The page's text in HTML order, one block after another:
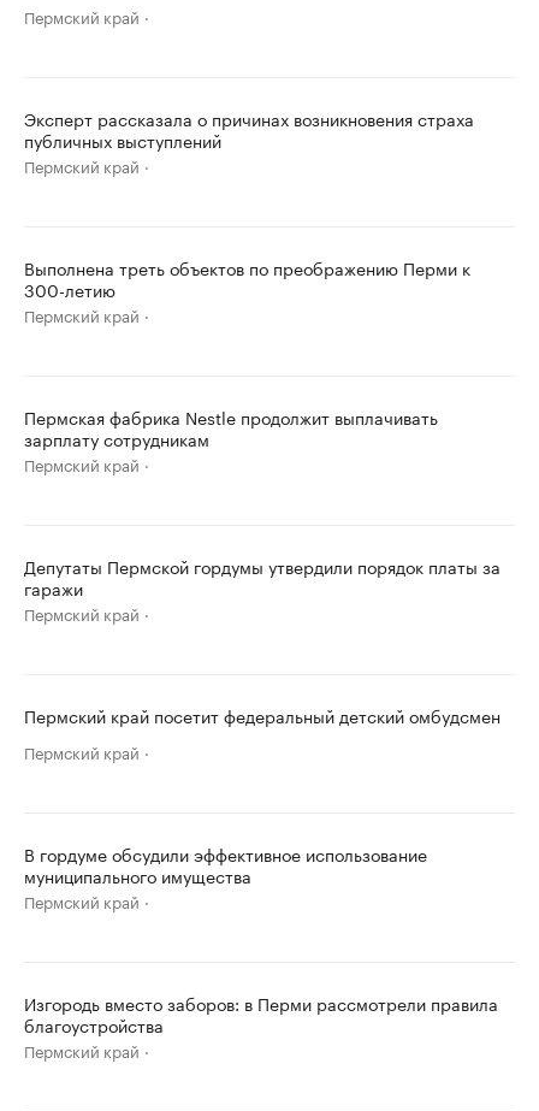
Пермский край
Эксперт рассказала о причинах возникновения страха
публичных выступлений
Пермский край
Выполнена треть объектов по преображению Перми к
300-летию
Пермский край
Пермская фабрика Nestle продолжит выплачивать
зарплату сотрудникам
Пермский край
Депутаты Пермской гордумы утвердили порядок платы за
гаражи
Пермский край
Пермский край посетит федеральный детский омбудсмен
Пермский край
В гордуме обсудили эффективное использование
муниципального имущества
Пермский край
Изгородь вместо заборов: в Перми рассмотрели правила
благоустройства
Пермский край